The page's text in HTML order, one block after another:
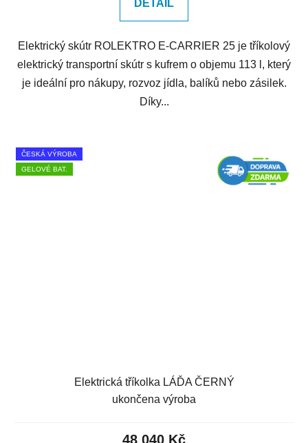
DETAIL
Elektrický skútr ROLEKTRO E-CARRIER 25 je tříkolový
elektrický transportní skútr s kufrem o objemu 113 l, který
je ideální pro nákupy, rozvoz jídla, balíků nebo zásilek.
Díky...
ČESKÁ VÝROBA
GELOVÉ BAT.
Elektrická tříkolka LÁĎA ČERNÝ
ukončena výroba
48 040 Kč